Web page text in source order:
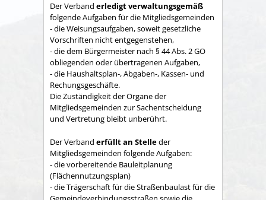
Der Verband erledigt verwaltungsgemäß
folgende Aufgaben für die Mitgliedsgemeinden
- die Weisungsaufgaben, soweit gesetzliche
Vorschriften nicht entgegenstehen,
- die dem Bürgermeister nach § 44 Abs. 2 GO
obliegenden oder übertragenen Aufgaben,
- die Haushaltsplan-, Abgaben-, Kassen- und
Rechungs­geschäfte.
Die Zuständigkeit der Organe der
Mitgliedsgemeinden zur Sachent­scheidung
und Vertretung bleibt unberührt.
Der Verband erfüllt an Stelleder
Mitgliedsgemeinden folgende Aufgaben:
- die vorbereitende Bauleitplanung
(Flächennutzungsplan)
- die Trägerschaft für die Straßenbaulast für die